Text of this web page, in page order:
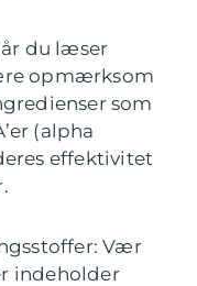
du læser
opmærksom
som
(alpha
effektivitet
Vær
indeholder